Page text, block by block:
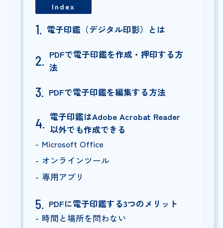
Index
電子印鑑（デジタル印影）とは
PDFで電子印鑑を作成・押印する方
法
PDFで電子印鑑を編集する方法
電子印鑑はAdobe Acrobat Reader
以外でも作成できる
Microsoft Office
オンラインツール
専用アプリ
PDFに電子印鑑する3つのメリット
時間と場所を問わない